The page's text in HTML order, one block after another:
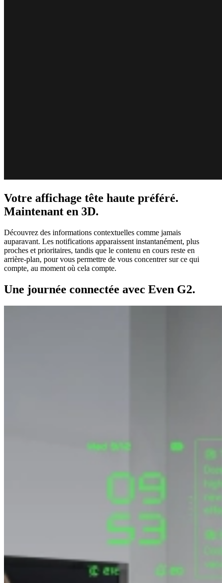
Votre affichage tête haute préféré.
Maintenant en 3D.
Découvrez des informations contextuelles comme jamais
auparavant. Les notifications apparaissent instantanément, plus
proches et prioritaires, tandis que le contenu en cours reste en
arrière-plan, pour vous permettre de vous concentrer sur ce qui
compte, au moment où cela compte.
Une journée connectée avec Even G2.